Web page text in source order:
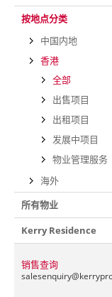
按地点分类
中国内地
香港
全部
出售项目
出租项目
发展中项目
物业管理服务
海外
所有物业
Kerry Residence
销售查询
salesenquiry@